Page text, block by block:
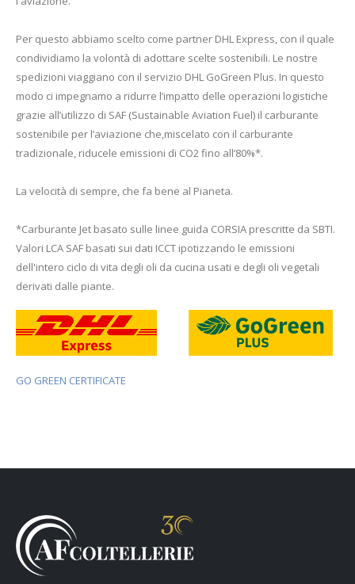
Per questo abbiamo scelto come partner DHL Express, con il quale
condividiamo la volontà di adottare scelte sostenibili. Le nostre
spedizioni viaggiano con il servizio DHL GoGreen Plus. In questo
modo ci impegnamo a ridurre l’impatto delle operazioni logistiche
grazie all’utilizzo di SAF (Sustainable Aviation Fuel) il carburante
sostenibile per l’aviazione che,miscelato con il carburante
tradizionale, riducele emissioni di CO2 fino all’80%*.
La velocità di sempre, che fa bene al Pianeta.
*Carburante Jet basato sulle linee guida CORSIA prescritte da SBTI.
Valori LCA SAF basati sui dati ICCT ipotizzando le emissioni
dell'intero ciclo di vita degli oli da cucina usati e degli oli vegetali
derivati dalle piante.
GO GREEN CERTIFICATE